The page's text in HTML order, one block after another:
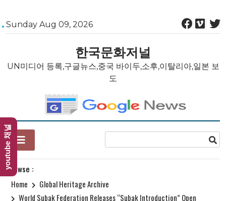
Skip
to
Sunday Aug 09, 2026
한국문화저널
UN미디어 등록,구글뉴스,중국 바이두,소후,이탈리아,일본 보
도
Browse :
Home
Global Heritage Archive
World Subak Federation Releases “Subak Introduction” Open
youtube 채널